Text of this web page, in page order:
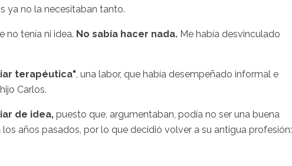
ya no la necesitaban tanto.
no tenía ni idea. No sabía hacer nada. Me había desvinculado
terapéutica", una labor, que había desempeñado informal e
Carlos.
de idea, puesto que, argumentaban, podía no ser una buena
años pasados, por lo que decidió volver a su antigua profesión: